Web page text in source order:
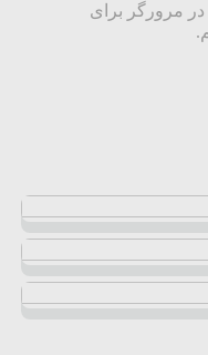
در مرورگر برای